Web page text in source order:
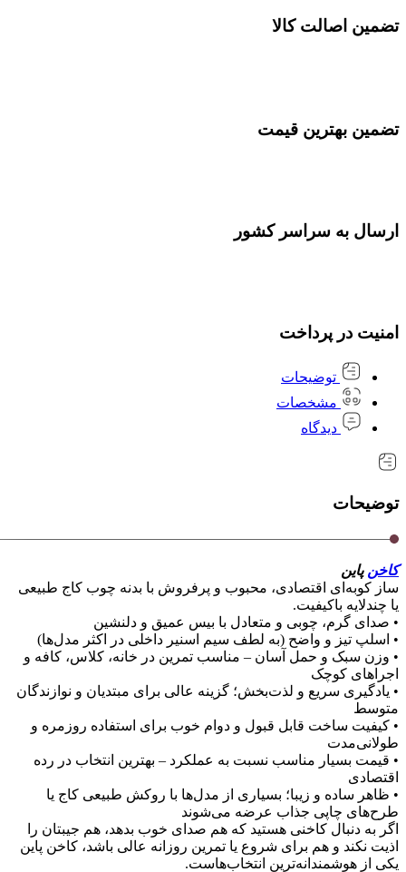
تضمین اصالت کالا
تضمین بهترین قیمت
ارسال به سراسر کشور
امنیت در پرداخت
توضیحات
مشخصات
دیدگاه
توضیحات
کاخن پاین
ساز کوبه‌ای اقتصادی، محبوب و پرفروش با بدنه چوب کاج طبیعی
یا چندلایه باکیفیت.
• صدای گرم، چوبی و متعادل با بیس عمیق و دلنشین
• اسلپ تیز و واضح (به لطف سیم اسنیر داخلی در اکثر مدل‌ها)
• وزن سبک و حمل آسان – مناسب تمرین در خانه، کلاس، کافه و
اجراهای کوچک
• یادگیری سریع و لذت‌بخش؛ گزینه عالی برای مبتدیان و نوازندگان
متوسط
• کیفیت ساخت قابل قبول و دوام خوب برای استفاده روزمره و
طولانی‌مدت
• قیمت بسیار مناسب نسبت به عملکرد – بهترین انتخاب در رده
اقتصادی
• ظاهر ساده و زیبا؛ بسیاری از مدل‌ها با روکش طبیعی کاج یا
طرح‌های چاپی جذاب عرضه می‌شوند
اگر به دنبال کاخنی هستید که هم صدای خوب بدهد، هم جیبتان را
اذیت نکند و هم برای شروع یا تمرین روزانه عالی باشد، کاخن پاین
یکی از هوشمندانه‌ترین انتخاب‌هاست.